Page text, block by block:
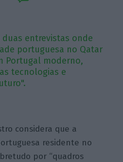
entrevistas onde
portuguesa no Qatar
Portugal moderno,
tecnologias e
considera que a
residente no
por “quadros